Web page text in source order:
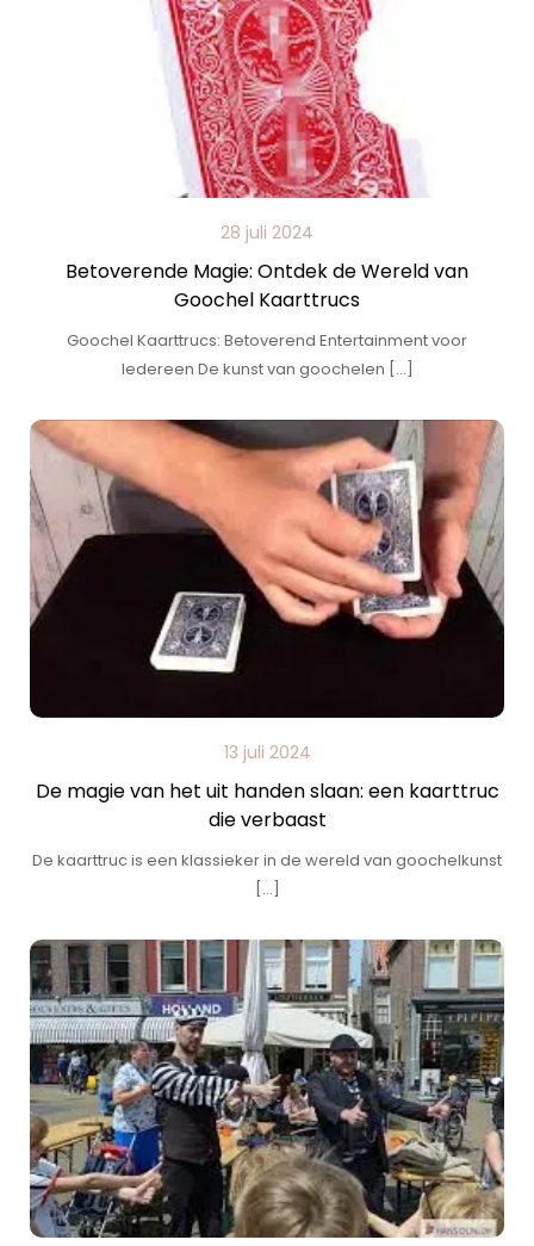
28 juli 2024
Betoverende Magie: Ontdek de Wereld van
Goochel Kaarttrucs
Goochel Kaarttrucs: Betoverend Entertainment voor
Iedereen De kunst van goochelen […]
13 juli 2024
De magie van het uit handen slaan: een kaarttruc
die verbaast
De kaarttruc is een klassieker in de wereld van goochelkunst
[…]